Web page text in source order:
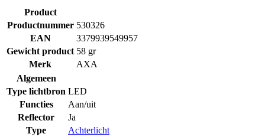
Product
Productnummer 530326
EAN
3379939549957
Gewicht product 58 gr
Merk
AXA
Algemeen
Type lichtbron LED
Functies
Aan/uit
Reflector
Ja
Type
Achterlicht